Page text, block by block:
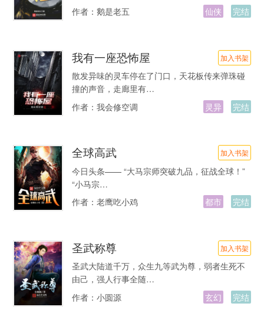
作者： 鹅是老五 仙侠 完结
我有一座恐怖屋 加入书架
散发异味的灵车停在了门口，天花板传来弹珠碰
撞的声音，走廊里有…
作者： 我会修空调 灵异 完结
全球高武 加入书架
今日头条—— “大马宗师突破九品，征战全球！”
“小马宗…
作者： 老鹰吃小鸡 都市 完结
圣武称尊 加入书架
圣武大陆道千万，众生九等武为尊，弱者生死不
由己，强人行事全随…
作者： 小圆源 玄幻 完结